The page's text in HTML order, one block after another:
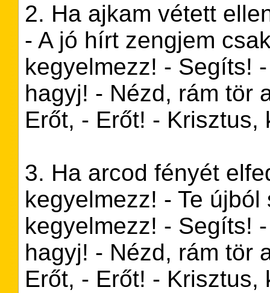
2. Ha ajkam vétett
- A jó hírt zengjem
kegyelmezz! - Segíts!
hagyj! - Nézd, rám tör
Erőt, - Erőt! - Krisztus,
3. Ha arcod fényét
kegyelmezz! - Te
kegyelmezz! - Segíts!
hagyj! - Nézd, rám tör
Erőt, - Erőt! - Krisztus,